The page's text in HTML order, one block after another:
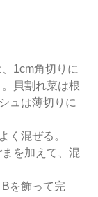
1cm角切りに
貝割れ菜は根
ュは薄切りに
く混ぜる。
を加えて、混
を飾って完